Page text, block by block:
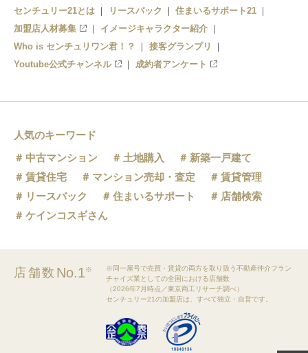
センチュリー21とは
リースバック
住まいるサポート21
加盟店人材募集
イメージキャラクター紹介
Who is センチュリワン君！？
接客グランプリ
Youtube公式チャンネル
成約者アンケート
人気のキーワード
中古マンション
土地購入
新築一戸建て
賃貸住宅
マンション売却・査定
賃貸管理
リースバック
住まいるサポート
店舗検索
ケインコスギさん
店舗数 No.1※
※同一屋号で売買・賃貸の両方を取り扱う不動産仲介フラン
チャイズ業としての全国における店舗数
（2026年7月時点／東京商工リサーチ調べ）
センチュリー21の加盟店は、すべて独立・自営です。